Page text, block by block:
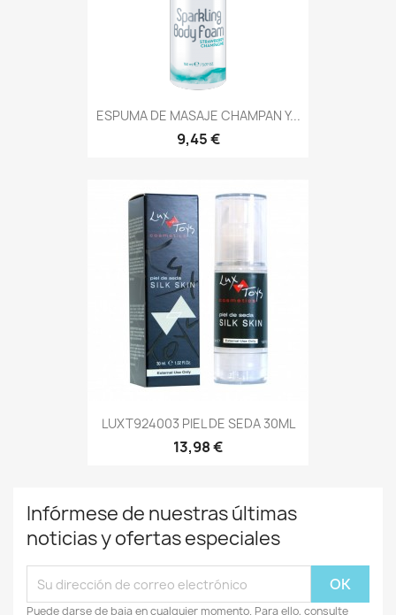
ESPUMA DE MASAJE CHAMPAN Y...
9,45 €
LUXT924003 PIEL DE SEDA 30ML
13,98 €
Infórmese de nuestras últimas
noticias y ofertas especiales
Puede darse de baja en cualquier momento. Para ello, consulte